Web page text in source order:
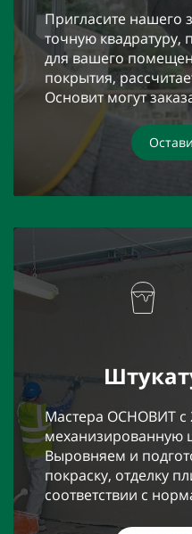
Пригласите нашего
точную квадратуру,
для вашего
покрытия,
Основит могут
Мастера ОСНОВИТ с
механизированную
Выровняем и
покраску, отделку
соответствии с